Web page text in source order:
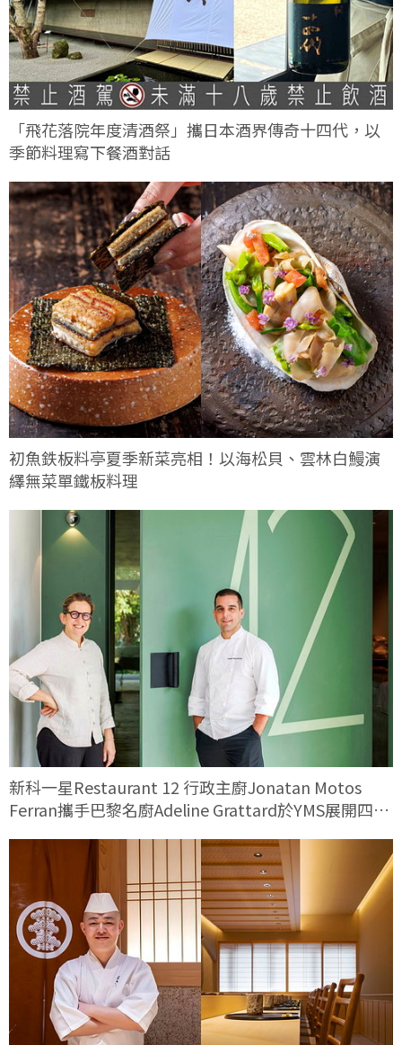
「飛花落院年度清酒祭」攜日本酒界傳奇十四代，以
季節料理寫下餐酒對話
初魚鉄板料亭夏季新菜亮相！以海松貝、雲林白鰻演
繹無菜單鐵板料理
新科一星Restaurant 12 行政主廚Jonatan Motos
Ferran攜手巴黎名廚Adeline Grattard於YMS展開四手